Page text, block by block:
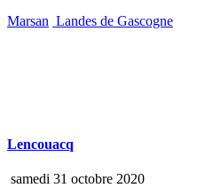
Marsan Landes de Gascogne
Lencouacq
samedi 31 octobre 2020